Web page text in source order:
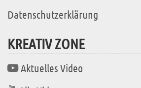
Datenschutzerklärung
KREATIV ZONE
Aktuelles Video